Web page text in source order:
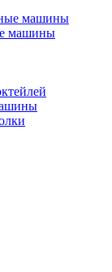
машины
машины